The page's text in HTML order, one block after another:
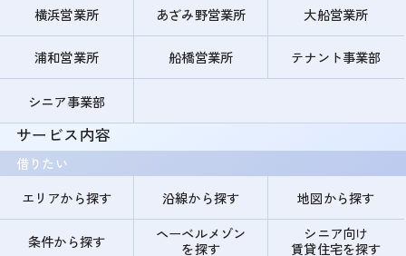
横浜営業所 あざみ野営業所 大船営業所
浦和営業所 船橋営業所 テナント事業部
シニア事業部
サービス内容
借りたい
エリアから探す
沿線から探す 地図から探す
条件から探す
ヘーベルメゾン
を探す
シニア向け
賃貸住宅を探す